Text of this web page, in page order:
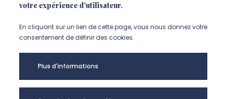
NOUS CONTACTER
votre expérience d'utilisateur.
En cliquant sur un lien de cette page, vous nous donnez votre
consentement de définir des cookies.
Plus d'informations